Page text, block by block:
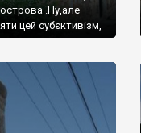
.Ну,але
цей субєктивізм,